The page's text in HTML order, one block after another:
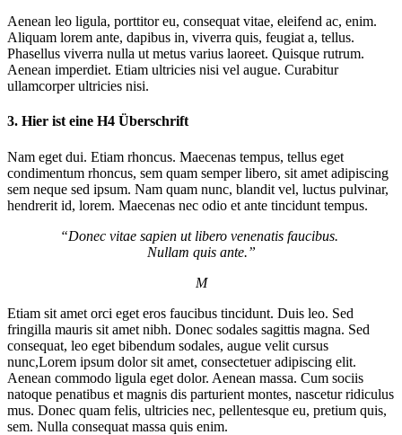
Aenean leo ligula, porttitor eu, consequat vitae, eleifend ac, enim.
Aliquam lorem ante, dapibus in, viverra quis, feugiat a, tellus.
Phasellus viverra nulla ut metus varius laoreet. Quisque rutrum.
Aenean imperdiet. Etiam ultricies nisi vel augue. Curabitur
ullamcorper ultricies nisi.
3. Hier ist eine H4 Überschrift
Nam eget dui. Etiam rhoncus. Maecenas tempus, tellus eget
condimentum rhoncus, sem quam semper libero, sit amet adipiscing
sem neque sed ipsum. Nam quam nunc, blandit vel, luctus pulvinar,
hendrerit id, lorem. Maecenas nec odio et ante tincidunt tempus.
“Donec vitae sapien ut libero venenatis faucibus.
Nullam quis ante.”
M
Etiam sit amet orci eget eros faucibus tincidunt. Duis leo. Sed
fringilla mauris sit amet nibh. Donec sodales sagittis magna. Sed
consequat, leo eget bibendum sodales, augue velit cursus
nunc,Lorem ipsum dolor sit amet, consectetuer adipiscing elit.
Aenean commodo ligula eget dolor. Aenean massa. Cum sociis
natoque penatibus et magnis dis parturient montes, nascetur ridiculus
mus. Donec quam felis, ultricies nec, pellentesque eu, pretium quis,
sem. Nulla consequat massa quis enim.